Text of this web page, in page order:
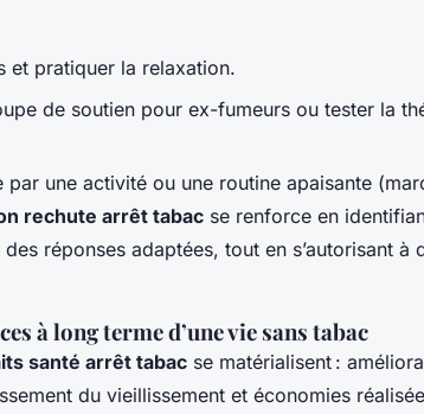
et pratiquer la relaxation.
de soutien pour ex-fumeurs ou tester la
par une activité ou une routine apaisante
rechute arrêt tabac se renforce en
réponses adaptées, tout en s’autorisant à
à long terme d’une vie sans tabac
santé arrêt tabac se matérialisent :
du vieillissement et économies